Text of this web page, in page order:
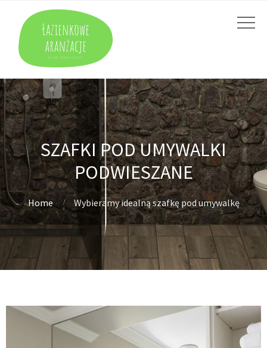
SZAFKI POD UMYWALKI
PODWIESZANE
Home Wybieramy idealną szafkę pod umywalkę